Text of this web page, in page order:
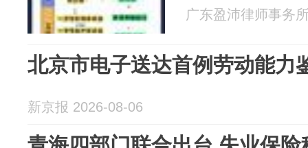
广东盈沛律师事务
北京市电子送达首例劳动能力
新京报 2026-08-06